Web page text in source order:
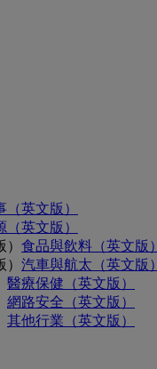
（英文版）
（英文版）
食品與飲料（英文版）
汽車與航太（英文版）
醫療保健（英文版）
網路安全（英文版）
其他行業（英文版）